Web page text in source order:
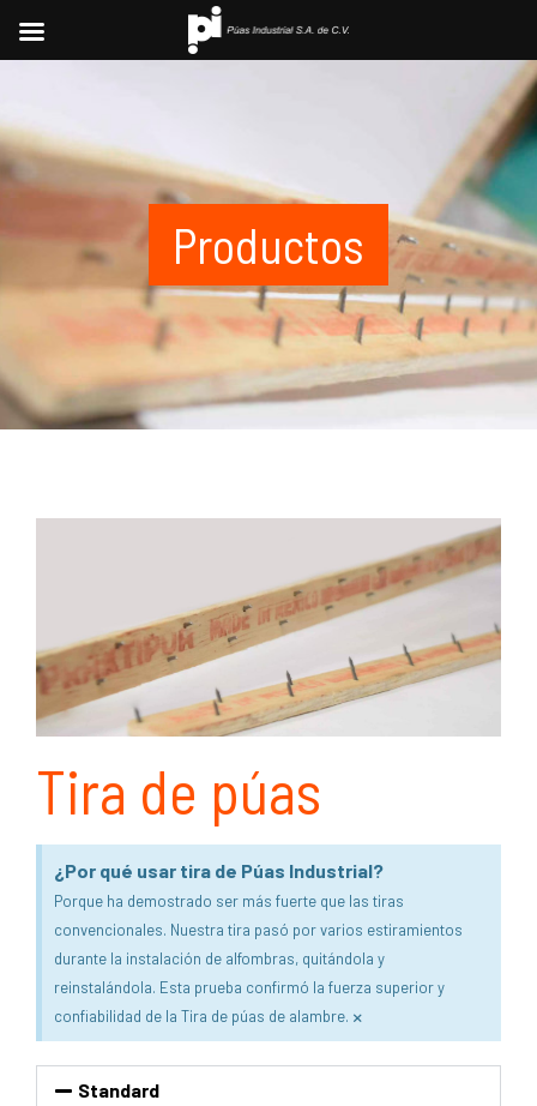
Productos
Tira de púas
¿Por qué usar tira de Púas Industrial?
Porque ha demostrado ser más fuerte que las tiras
convencionales. Nuestra tira pasó por varios estiramientos
durante la instalación de alfombras, quitándola y
reinstalándola. Esta prueba confirmó la fuerza superior y
confiabilidad de la Tira de púas de alambre. ×
Standard